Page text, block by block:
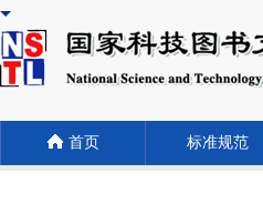
首页 标准规范